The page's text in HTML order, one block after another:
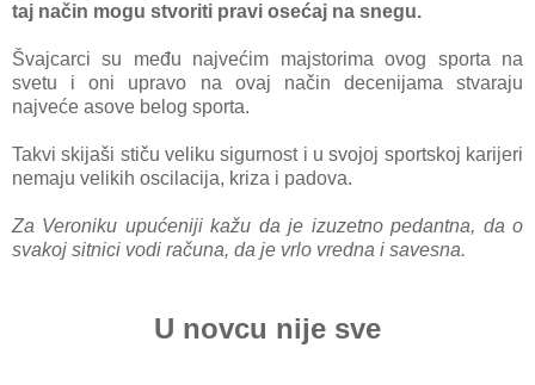
taj način mogu stvoriti pravi osećaj na snegu.
Švajcarci su među najvećim majstorima ovog sporta na
svetu i oni upravo na ovaj način decenijama stvaraju
najveće asove belog sporta.
Takvi skijaši stiču veliku sigurnost i u svojoj sportskoj karijeri
nemaju velikih oscilacija, kriza i padova.
Za Veroniku upućeniji kažu da je izuzetno pedantna, da o
svakoj sitnici vodi računa, da je vrlo vredna i savesna.
U novcu nije sve